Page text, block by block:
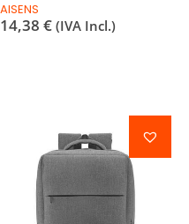
AISENS
14,38 € (IVA Incl.)